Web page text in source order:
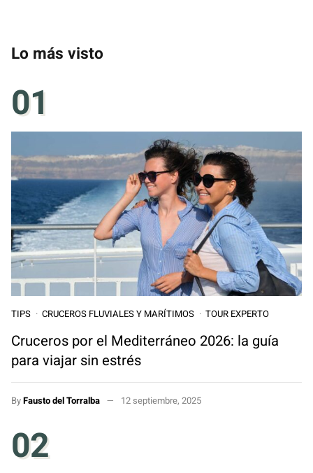
Lo más visto
01
TIPS CRUCEROS FLUVIALES Y MARÍTIMOS TOUR EXPERTO
Cruceros por el Mediterráneo 2026: la guía
para viajar sin estrés
ByFausto del Torralba 12 septiembre, 2025
02